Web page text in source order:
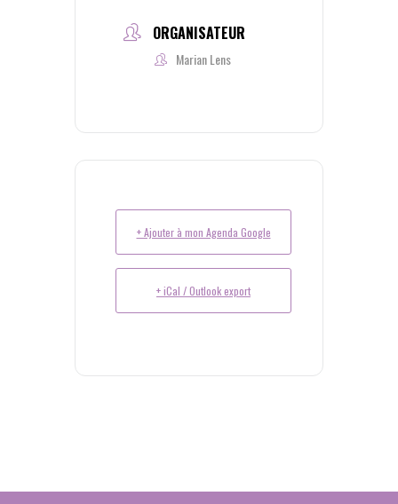
ORGANISATEUR
Marian Lens
+ Ajouter à mon Agenda Google
+ iCal / Outlook export